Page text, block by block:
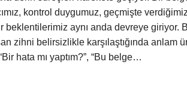
kontrol duygumuz, geçmişte
beklentilerimiz aynı anda devreye giriyor.
zihni belirsizlikle karşılaştığında anlam
hata mı yaptım?”, “Bu belge…